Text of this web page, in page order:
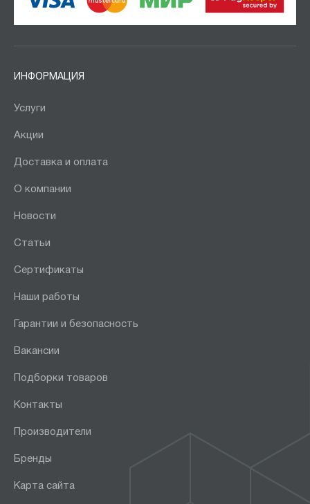
ИНФОРМАЦИЯ
Услуги
Акции
Доставка и оплата
О компании
Новости
Статьи
Сертификаты
Наши работы
Гарантии и безопасность
Вакансии
Подборки товаров
Контакты
Производители
Бренды
Карта сайта